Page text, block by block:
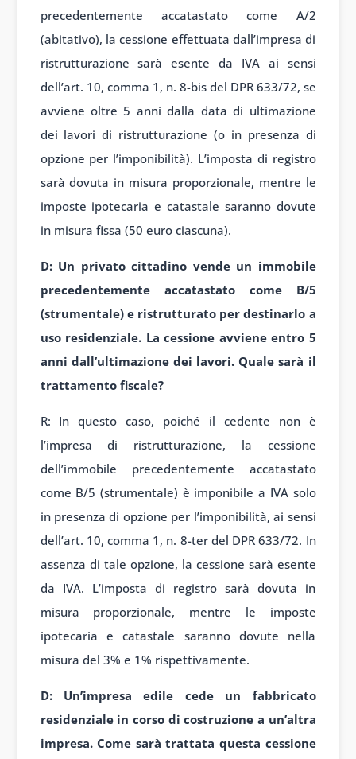
precedentemente accatastato come A/2
(abitativo), la cessione effettuata dall’impresa di
ristrutturazione sarà esente da IVA ai sensi
dell’art. 10, comma 1, n. 8-bis del DPR 633/72, se
avviene oltre 5 anni dalla data di ultimazione
dei lavori di ristrutturazione (o in presenza di
opzione per l’imponibilità). L’imposta di registro
sarà dovuta in misura proporzionale, mentre le
imposte ipotecaria e catastale saranno dovute
in misura fissa (50 euro ciascuna).
D: Un privato cittadino vende un immobile
precedentemente accatastato come B/5
(strumentale) e ristrutturato per destinarlo a
uso residenziale. La cessione avviene entro 5
anni dall’ultimazione dei lavori. Quale sarà il
trattamento fiscale?
R: In questo caso, poiché il cedente non è
l’impresa di ristrutturazione, la cessione
dell’immobile precedentemente accatastato
come B/5 (strumentale) è imponibile a IVA solo
in presenza di opzione per l’imponibilità, ai sensi
dell’art. 10, comma 1, n. 8-ter del DPR 633/72. In
assenza di tale opzione, la cessione sarà esente
da IVA. L’imposta di registro sarà dovuta in
misura proporzionale, mentre le imposte
ipotecaria e catastale saranno dovute nella
misura del 3% e 1% rispettivamente.
D: Un’impresa edile cede un fabbricato
residenziale in corso di costruzione a un’altra
impresa. Come sarà trattata questa cessione